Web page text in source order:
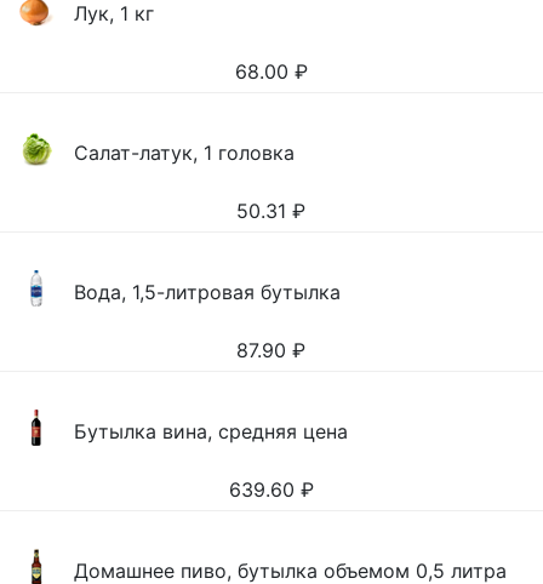
Лук, 1 кг
68.00 ₽
Салат-латук, 1 головка
50.31 ₽
Вода, 1,5-литровая бутылка
87.90 ₽
Бутылка вина, средняя цена
639.60 ₽
Домашнее пиво, бутылка объемом 0,5 литра